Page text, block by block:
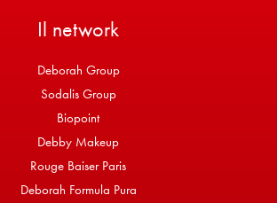
Il network
Deborah Group
Sodalis Group
Biopoint
Debby Makeup
Rouge Baiser Paris
Deborah Formula Pura